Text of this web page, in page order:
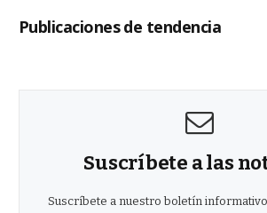
Publicaciones de tendencia
Suscríbete a las
Suscríbete a nuestro boletín